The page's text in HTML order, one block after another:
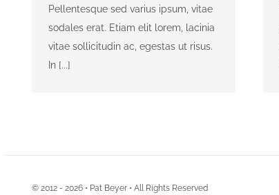
Pellentesque sed varius ipsum, vitae
sodales erat. Etiam elit lorem, lacinia
vitae sollicitudin ac, egestas ut risus.
In [...]
© 2012 - 2026 • Pat Beyer • All Rights Reserved